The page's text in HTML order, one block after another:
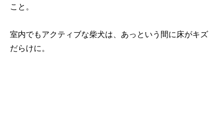
こと。
室内でもアクティブな柴犬は、あっという間に床がキズ
だらけに。